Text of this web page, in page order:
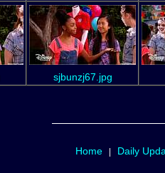
sjbunzj67.jpg
Home| Daily